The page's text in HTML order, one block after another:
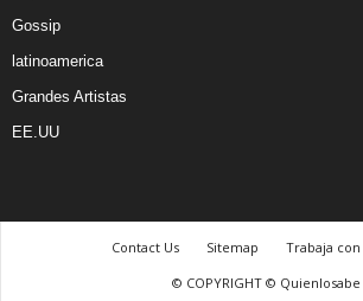
Gossip
latinoamerica
Grandes Artistas
EE.UU
Contact Us Sitemap
Trabaja
© COPYRIGHT © Quienlosabe